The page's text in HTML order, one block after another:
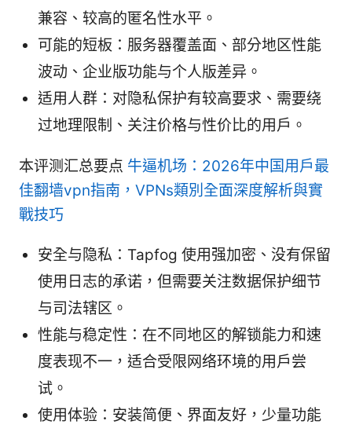
兼容、较高的匿名性水平。
可能的短板：服务器覆盖面、部分地区性能
波动、企业版功能与个人版差异。
适用人群：对隐私保护有较高要求、需要绕
过地理限制、关注价格与性价比的用户。
本评测汇总要点 牛逼机场：2026年中国用户最
佳翻墙vpn指南，VPNs類別全面深度解析與實
戰技巧
安全与隐私：Tapfog 使用强加密、没有保留
使用日志的承诺，但需要关注数据保护细节
与司法辖区。
性能与稳定性：在不同地区的解锁能力和速
度表现不一，适合受限网络环境的用户尝
试。
使用体验：安装简便、界面友好，少量功能